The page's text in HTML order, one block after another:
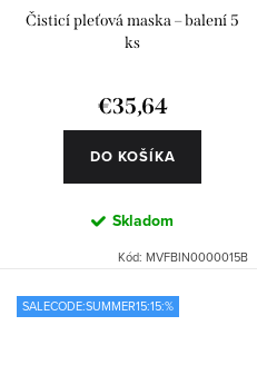
Čisticí pleťová maska – balení 5
ks
€35,64
DO KOŠÍKA
Skladom
Kód: MVFBIN0000015B
SALECODE:SUMMER15:15:%